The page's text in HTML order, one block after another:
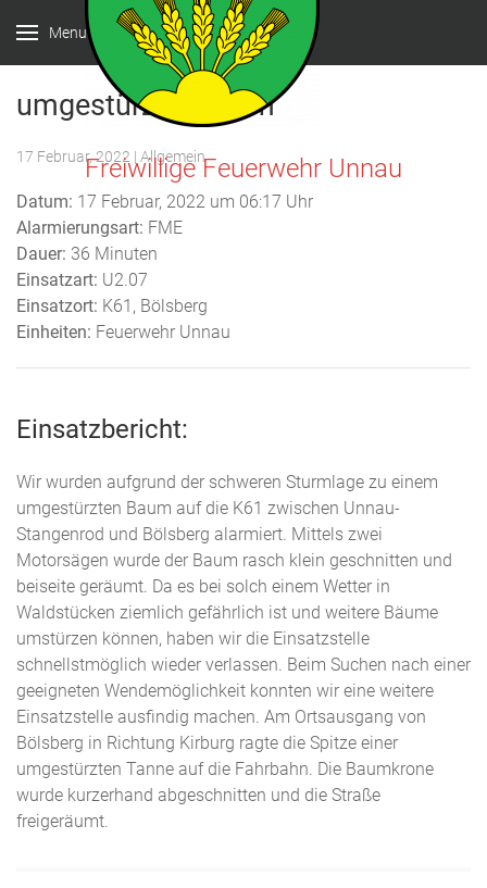
Menu
Freiwillige Feuerwehr Unnau
umgestürzter Baum
17 Februar, 2022 | Allgemein
Datum: 17 Februar, 2022 um 06:17 Uhr
Alarmierungsart: FME
Dauer: 36 Minuten
Einsatzart: U2.07
Einsatzort: K61, Bölsberg
Einheiten: Feuerwehr Unnau
Einsatzbericht:
Wir wurden aufgrund der schweren Sturmlage zu einem
umgestürzten Baum auf die K61 zwischen Unnau-
Stangenrod und Bölsberg alarmiert. Mittels zwei
Motorsägen wurde der Baum rasch klein geschnitten und
beiseite geräumt. Da es bei solch einem Wetter in
Waldstücken ziemlich gefährlich ist und weitere Bäume
umstürzen können, haben wir die Einsatzstelle
schnellstmöglich wieder verlassen. Beim Suchen nach einer
geeigneten Wendemöglichkeit konnten wir eine weitere
Einsatzstelle ausfindig machen. Am Ortsausgang von
Bölsberg in Richtung Kirburg ragte die Spitze einer
umgestürzten Tanne auf die Fahrbahn. Die Baumkrone
wurde kurzerhand abgeschnitten und die Straße
freigeräumt.